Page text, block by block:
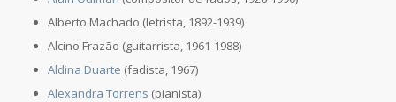
Alberto Machado (letrista, 1892-1939)
Alcino Frazão (guitarrista, 1961-1988)
Aldina Duarte (fadista, 1967)
Alexandra Torrens (pianista)